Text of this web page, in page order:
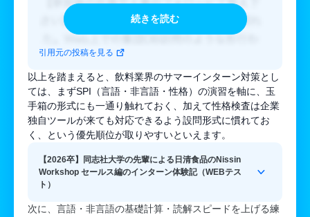
続きを読む
引用元の投稿を見る
以上を踏まえると、飲料業界のサマーインターン対策とし
ては、まずSPI（言語・非言語・性格）の演習を軸に、玉
手箱の形式にも一通り触れておく、加えて性格検査は企業
独自ツールが来ても対応できるよう設問形式に慣れてお
く、という優先順位が取りやすいといえます。
【2026卒】同志社大学の先輩による日清食品のNissin
Workshop セールス編のインターン体験記（WEBテス
ト）
次に、言語・非言語の基礎計算・読解スピードを上げる練